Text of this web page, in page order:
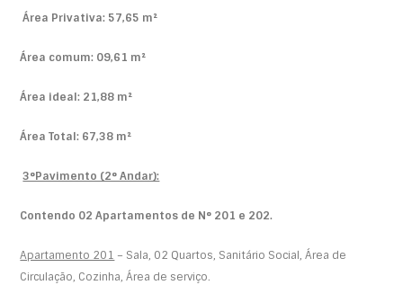
Área Privativa: 57,65 m²
Área comum: 09,61 m²
Área ideal: 21,88 m²
Área Total: 67,38 m²
3°Pavimento (2° Andar):
Contendo 02 Apartamentos de N° 201 e 202.
Apartamento 201 – Sala, 02 Quartos, Sanitário Social, Área de
Circulação, Cozinha, Área de serviço.